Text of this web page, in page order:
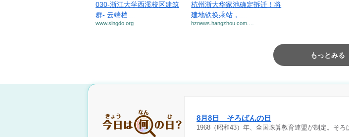
030-浙江大学西溪校区建筑
群- 云端档…
www.singdo.org
杭州浙大华家池确定拆迁！将
建地铁换乘站，…
hznews.hangzhou.com.…
もっとみる
8月8日 そろばんの日
1968（昭和43）年、全国珠算教育連盟が制定。そ